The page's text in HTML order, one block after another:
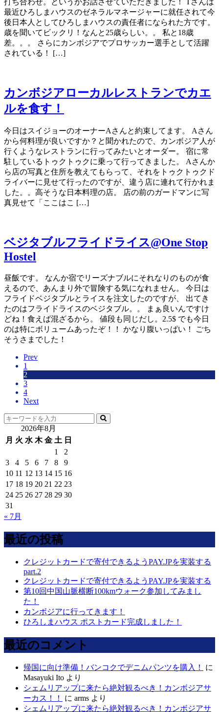
打ち合わせ。というかお話させていただきました！ Tさんは
最近ひろしまハウスのゼネラルマネージャーに就任されて今
後日本人としてひろしまハウスの責任者になられた方です。
歳を聞いてビックリ！なんと25歳らしい。。 私と18歳
差。。。 さらにカンボジアでプロサッカー選手として活躍
されている！ […]
カンボジアローカルレストランでカエ
ルを食す！
今日はスイジョーのオーナーAさんと約束してます。 Aさん
から何料理が良いですか？と聞かれたので、カンボジア人が
行くようなレストランに行ってみたいとオーダー。 宿に常
駐しているトゥクトゥクに乗って行ってきました。 Aさんか
ら店の写真と住所を教えてもらって、それをトゥクトゥクド
ライバーに見せて行ったのですが、違う店に連れて行かれま
した。。高そうな日本料理の店。 店の前のガードマンに写
真見せて「ここはこ […]
ベジタブルフライドライス@One Stop
Hostel
昼飯です。 なんか宿でリーズナブルにそれなりのものが食
えるので、あんまり外で冒険する気になれません。 今日は
フライドベジタブルとライスを注文したのですが、 出てき
たのはフライドライスのベジタブル。。 まぁ良いんですけ
どね！食えば混ざるから。 値段も同じだし。2.5$ でも今日
のは特にボリュームあったぞ！！ かなり腹いっぱい！ ごち
そうさまでした！
Prev
1
2
3
4
Next
2026年8月
月 火 水 木 金 土 日
1
2
3
4 5 6 7 8
9
10 11 12 13 14 15 16
17 18 19 20 21 22 23
24 25 26 27 28 29 30
31
« 7月
最近の投稿
クレジットカードで寄付できるようPAY.JPを実装する
part.2
クレジットカードで寄付できるようPAY.JPを実装する
第10回中国山脈横断100kmウォーク参加してみまし
た！
カンボジアに行ってきます！
ひろしまハウス ポストカード完成しました！
最近のコメント
帰国に向け準備！バンコクでデニムパンツを購入！
に
Masayuki Ito より
シェムリアップに来たら絶対観るべき！カンボジアサ
ーカス！！
に arms より
シェムリアップに来たら絶対観るべき！カンボジアサ